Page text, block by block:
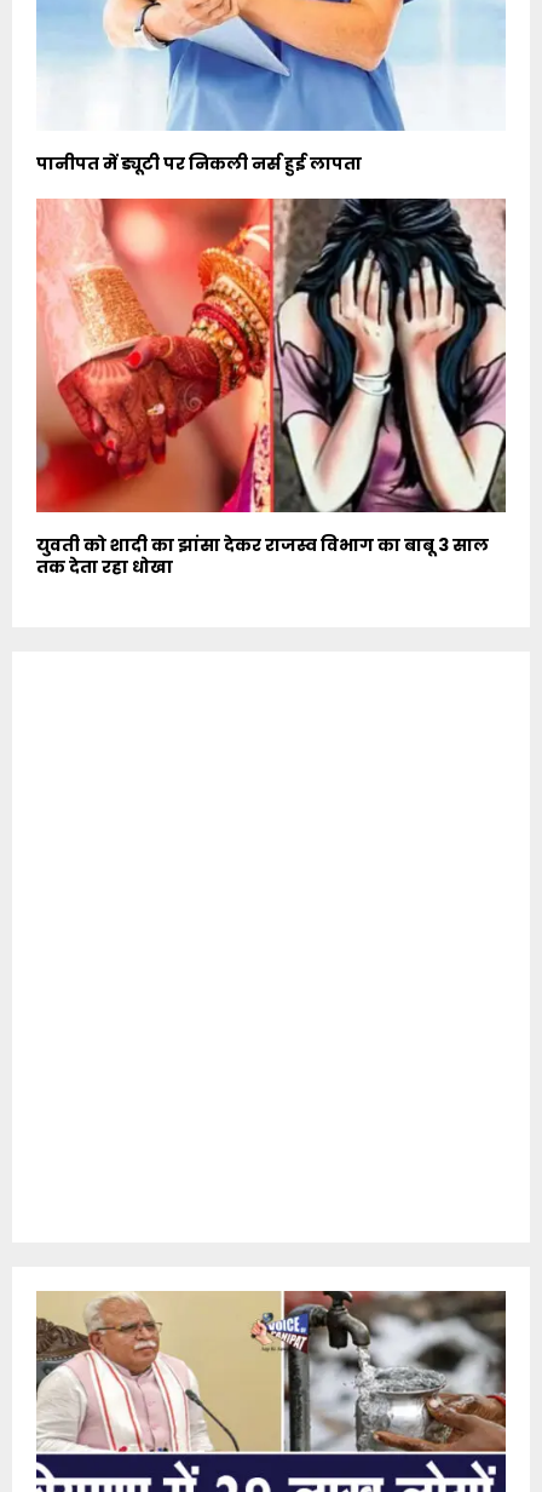
पानीपत में ड्यूटी पर निकली नर्स हुई लापता
युवती को शादी का झांसा देकर राजस्व विभाग का बाबू 3 साल
तक देता रहा धोखा